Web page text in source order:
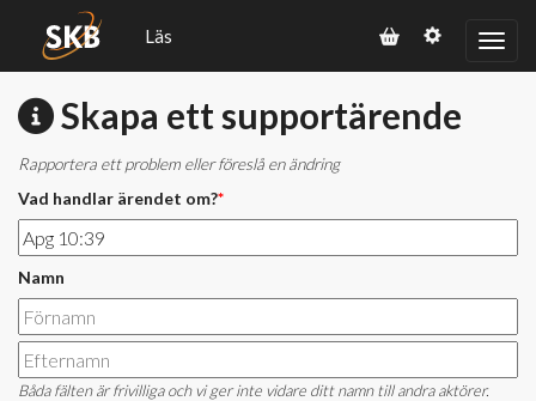
Läs
Skapa ett supportärende
Rapportera ett problem eller föreslå en ändring
Vad handlar ärendet om?*
Namn
Båda fälten är frivilliga och vi ger inte vidare ditt namn till andra aktörer.